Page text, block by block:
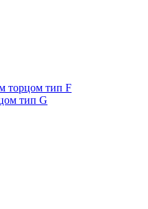
торцом тип F
тип G